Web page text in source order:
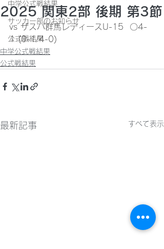
中学公式戦結果
サッカー部のお知らせ
公式戦結果
2025 関東2部 後期 第3節
vs ザスパ群馬レディースU-15  〇4-
1 (0-1/4-0)
中学公式戦結果
公式戦結果
最新記事 すべて表示